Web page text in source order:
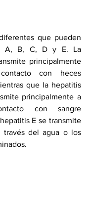
que pueden
A, B, C, D y E. La
principalmente
con heces
que la hepatitis
principalmente a
con sangre
E se transmite
través del agua o los